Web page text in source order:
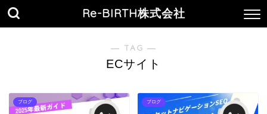
Re-BIRTH株式会社
― TAG ―
ECサイト
ブログ ブログ